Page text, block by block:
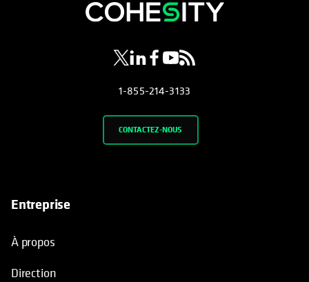
s’ouvre dans un nouvel onglet
s’ouvre dans un nouvel onglet
s’ouvre dans un nouvel onglet
s’ouvre dans un nouvel
s’ouvre dans un nouvel
1-855-214-3133
CONTACTEZ-NOUS
Entreprise
À propos
Direction